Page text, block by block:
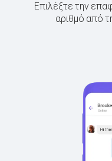
Επιλέξτε την
αριθμό από